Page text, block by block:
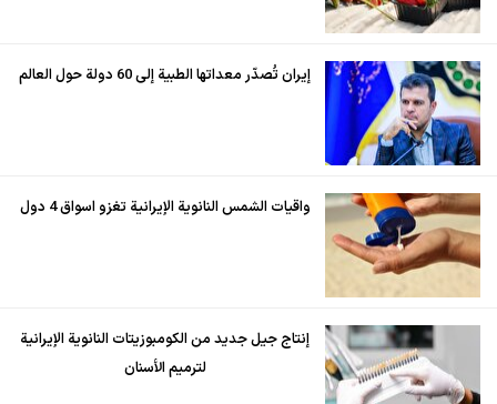
إيران تُصدّر معداتها الطبية إلى 60 دولة حول العالم
واقيات الشمس النانوية الإيرانية تغزو اسواق 4 دول
إنتاج جيل جديد من الكومبوزيتات النانوية الإيرانية
لترميم الأسنان